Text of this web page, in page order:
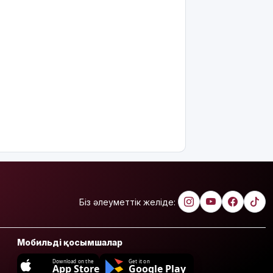
Біз әлеуметтік желіде:
Мобильді қосымшалар
Download on the
App Store
Get it on
Google Play